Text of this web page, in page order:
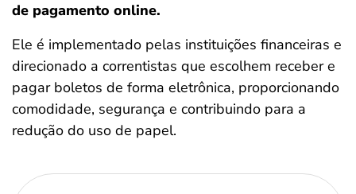
de pagamento online.
Ele é implementado pelas instituições financeiras e
direcionado a correntistas que escolhem receber e
pagar boletos de forma eletrônica, proporcionando
comodidade, segurança e contribuindo para a
redução do uso de papel.